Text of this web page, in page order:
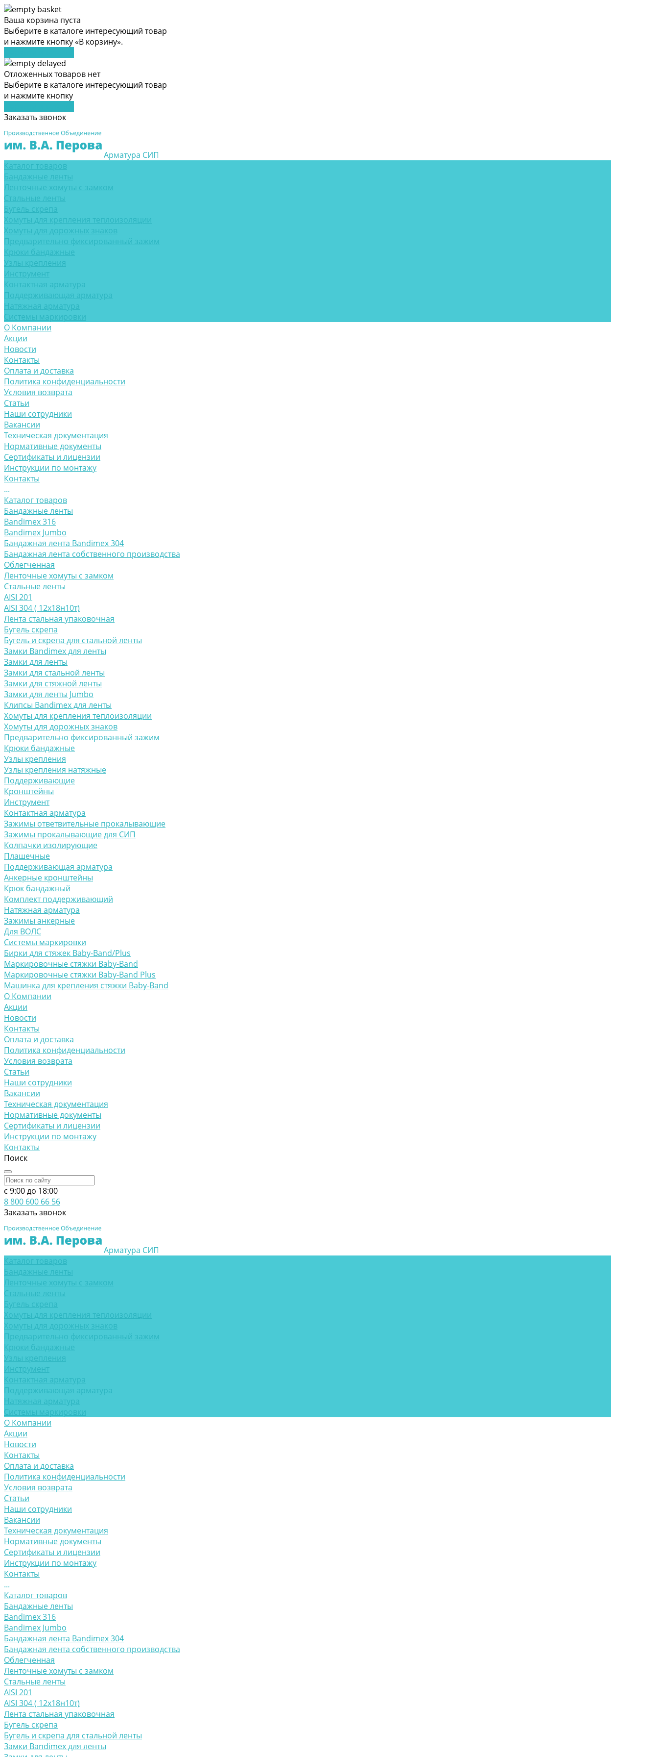
Ваша корзина пуста
Выберите в каталоге интересующий товар
и нажмите кнопку «В корзину».
Отложенных товаров нет
Выберите в каталоге интересующий товар
и нажмите кнопку
Заказать звонок
Арматура СИП
Каталог товаров
Бандажные ленты
Ленточные хомуты с замком
Стальные ленты
Бугель скрепа
Хомуты для крепления теплоизоляции
Хомуты для дорожных знаков
Предварительно фиксированный зажим
Крюки бандажные
Узлы крепления
Инструмент
Контактная арматура
Поддерживающая арматура
Натяжная арматура
Системы маркировки
О Компании
Акции
Новости
Контакты
Оплата и доставка
Политика конфиденциальности
Условия возврата
Статьи
Наши сотрудники
Вакансии
Техническая документация
Нормативные документы
Сертификаты и лицензии
Инструкции по монтажу
Контакты
...
Каталог товаров
Бандажные ленты
Bandimex 316
Bandimex Jumbo
Бандажная лента Bandimex 304
Бандажная лента собственного производства
Облегченная
Ленточные хомуты с замком
Стальные ленты
AISI 201
AISI 304 ( 12х18н10т)
Лента стальная упаковочная
Бугель скрепа
Бугель и скрепа для стальной ленты
Замки Bandimex для ленты
Замки для ленты
Замки для стальной ленты
Замки для стяжной ленты
Замки для ленты Jumbo
Клипсы Bandimex для ленты
Хомуты для крепления теплоизоляции
Хомуты для дорожных знаков
Предварительно фиксированный зажим
Крюки бандажные
Узлы крепления
Узлы крепления натяжные
Поддерживающие
Кронштейны
Инструмент
Контактная арматура
Зажимы ответвительные прокалывающие
Зажимы прокалывающие для СИП
Колпачки изолирующие
Плашечные
Поддерживающая арматура
Анкерные кронштейны
Крюк бандажный
Комплект поддерживающий
Натяжная арматура
Зажимы анкерные
Для ВОЛС
Системы маркировки
Бирки для стяжек Baby-Band/Plus
Маркировочные стяжки Baby-Band
Маркировочные стяжки Baby-Band Plus
Машинка для крепления стяжки Baby-Band
О Компании
Акции
Новости
Контакты
Оплата и доставка
Политика конфиденциальности
Условия возврата
Статьи
Наши сотрудники
Вакансии
Техническая документация
Нормативные документы
Сертификаты и лицензии
Инструкции по монтажу
Контакты
Поиск
c 9:00 до 18:00
8 800 600 66 56
Заказать звонок
Арматура СИП
Каталог товаров
Бандажные ленты
Ленточные хомуты с замком
Стальные ленты
Бугель скрепа
Хомуты для крепления теплоизоляции
Хомуты для дорожных знаков
Предварительно фиксированный зажим
Крюки бандажные
Узлы крепления
Инструмент
Контактная арматура
Поддерживающая арматура
Натяжная арматура
Системы маркировки
О Компании
Акции
Новости
Контакты
Оплата и доставка
Политика конфиденциальности
Условия возврата
Статьи
Наши сотрудники
Вакансии
Техническая документация
Нормативные документы
Сертификаты и лицензии
Инструкции по монтажу
Контакты
...
Каталог товаров
Бандажные ленты
Bandimex 316
Bandimex Jumbo
Бандажная лента Bandimex 304
Бандажная лента собственного производства
Облегченная
Ленточные хомуты с замком
Стальные ленты
AISI 201
AISI 304 ( 12х18н10т)
Лента стальная упаковочная
Бугель скрепа
Бугель и скрепа для стальной ленты
Замки Bandimex для ленты